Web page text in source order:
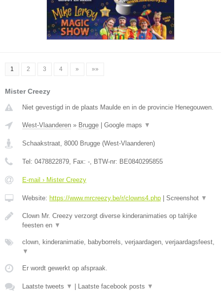
1 2 3 4 » »»
Mister Creezy
Niet gevestigd in de plaats Maulde en in de provincie Henegouwen.
West-Vlaanderen » Brugge Google maps ▼
Schaakstraat, 8000 Brugge (West-Vlaanderen)
Tel: 0478822879, Fax: -, BTW-nr: BE0840295855
E-mail › Mister Creezy
Website: https://www.mrcreezy.be/r/clowns4.php Screenshot ▼
Clown Mr. Creezy verzorgt diverse kinderanimaties op talrijke
feesten en ▼
clown, kinderanimatie, babyborrels, verjaardagen, verjaardagsfeest,
▼
Er wordt gewerkt op afspraak.
Laatste tweets ▼ Laatste facebook posts ▼